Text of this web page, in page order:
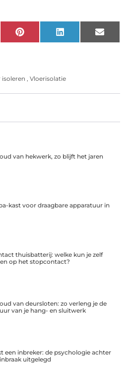
Pinterest LinkedIn Email
isoleren ,Vloerisolatie
van hekwerk, zo blijft het jaren
kast voor draagbare apparatuur in
thuisbatterij: welke kun je zelf
op het stopcontact?
van deursloten: zo verleng je de
van je hang- en sluitwerk
een inbreker: de psychologie achter
uitgelegd